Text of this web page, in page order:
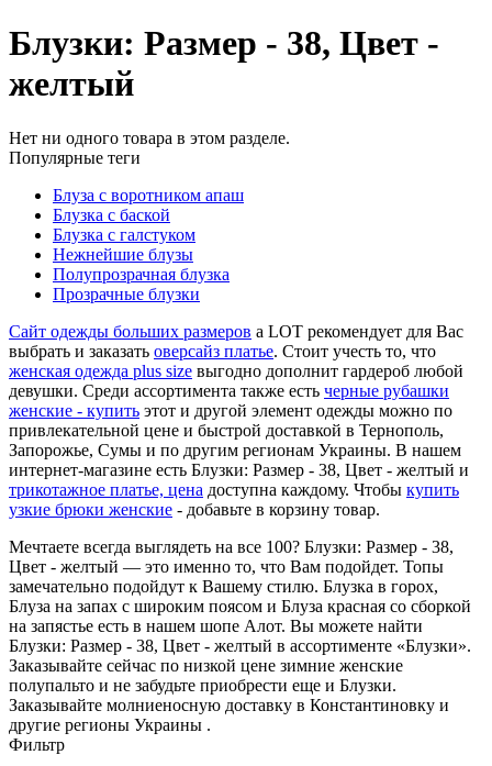
Блузки: Размер - 38, Цвет -
желтый
Нет ни одного товара в этом разделе.
Популярные теги
Блуза с воротником апаш
Блузка с баской
Блузка с галстуком
Нежнейшие блузы
Полупрозрачная блузка
Прозрачные блузки
Сайт одежды больших размеров a LOT рекомендует для Вас
выбрать и заказать оверсайз платье. Стоит учесть то, что
женская одежда plus size выгодно дополнит гардероб любой
девушки. Среди ассортимента также есть черные рубашки
женские - купить этот и другой элемент одежды можно по
привлекательной цене и быстрой доставкой в Тернополь,
Запорожье, Сумы и по другим регионам Украины. В нашем
интернет-магазине есть Блузки: Размер - 38, Цвет - желтый и
трикотажное платье, цена доступна каждому. Чтобы купить
узкие брюки женские - добавьте в корзину товар.
Мечтаете всегда выглядеть на все 100? Блузки: Размер - 38,
Цвет - желтый — это именно то, что Вам подойдет. Топы
замечательно подойдут к Вашему стилю. Блузка в горох,
Блуза на запах с широким поясом и Блуза красная со сборкой
на запястье есть в нашем шопе Алот. Вы можете найти
Блузки: Размер - 38, Цвет - желтый в ассортименте «Блузки».
Заказывайте сейчас по низкой цене зимние женские
полупальто и не забудьте приобрести еще и Блузки.
Заказывайте молниеносную доставку в Константиновку и
другие регионы Украины .
Фильтр